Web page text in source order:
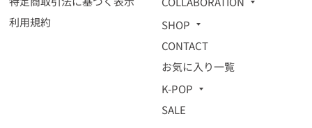
利用規約
SHOP
CONTACT
お気に入り一覧
K-POP
SALE